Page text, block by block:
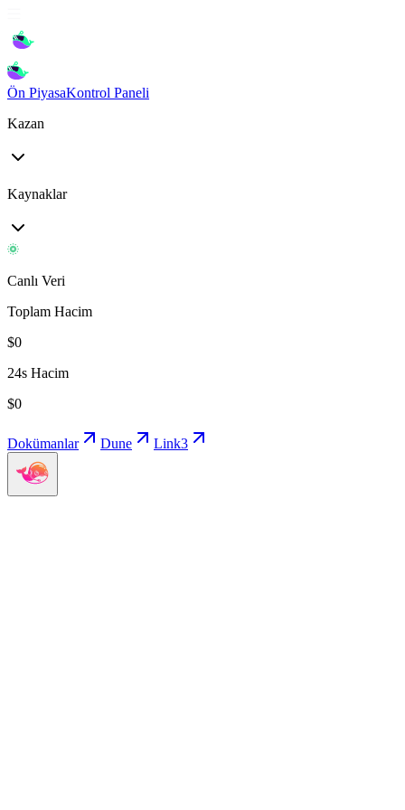
Ön PiyasaKontrol Paneli
Kazan
Kaynaklar
Canlı Veri
Toplam Hacim
$0
24s Hacim
$0
Dokümanlar Dune Link3